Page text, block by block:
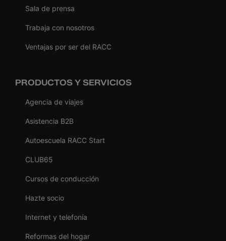
Sala de prensa
Trabaja con nosotros
Ventajas por ser del RACC
PRODUCTOS Y SERVICIOS
Agencia de viajes
Asistencia B2B
Autoescuela RACC Start
CLUB65
Cursos de conducción
Hazte socio
Internet y telefonía
Reformas del hogar